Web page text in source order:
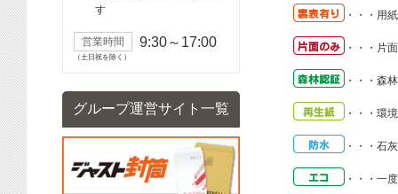
・・・ 用
・・・ 片
・・・ 森
・・・ 環
・・・ 石
・・・ 一
す
営業時間 9:30～17:00
（土日祝を除く）
グループ運営サイト一覧